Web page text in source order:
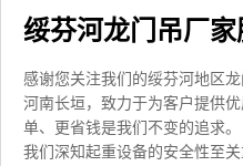
绥芬河龙门吊厂家
感谢您关注我们的绥芬河地区
河南长垣，致力于为客户提供
单、更省钱是我们不变的追求。
我们深知起重设备的安全性至